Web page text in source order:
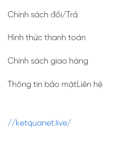
Chính sách đổi/Trả
Hình thức thanh toán
Chính sách giao hàng
Thông tin bảo mậtLiên hệ
//ketquanet.live/